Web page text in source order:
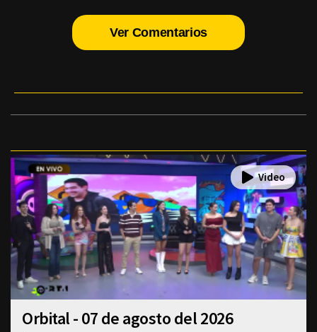
Ver Comentarios
Orbital - 07 de agosto del 2026